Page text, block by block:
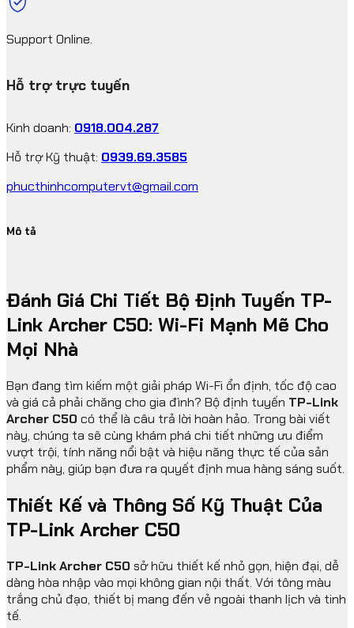
Support Online.
Hỗ trợ trực tuyến
Kinh doanh: 0918.004.287
Hỗ trợ Kỹ thuật: 0939.69.3585
phucthinhcomputervt@gmail.com
Mô tả
Đánh Giá Chi Tiết Bộ Định Tuyến TP-
Link Archer C50: Wi-Fi Mạnh Mẽ Cho
Mọi Nhà
Bạn đang tìm kiếm một giải pháp Wi-Fi ổn định, tốc độ cao
và giá cả phải chăng cho gia đình? Bộ định tuyến TP-Link
Archer C50 có thể là câu trả lời hoàn hảo. Trong bài viết
này, chúng ta sẽ cùng khám phá chi tiết những ưu điểm
vượt trội, tính năng nổi bật và hiệu năng thực tế của sản
phẩm này, giúp bạn đưa ra quyết định mua hàng sáng suốt.
Thiết Kế và Thông Số Kỹ Thuật Của
TP-Link Archer C50
TP-Link Archer C50 sở hữu thiết kế nhỏ gọn, hiện đại, dễ
dàng hòa nhập vào mọi không gian nội thất. Với tông màu
trắng chủ đạo, thiết bị mang đến vẻ ngoài thanh lịch và tinh
tế.